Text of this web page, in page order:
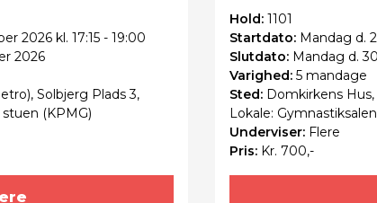
2026 kl. 17:15 - 19:00
2026
Solbjerg Plads 3,
(KPMG)
Hold: 1101
Startdato: Mandag d.
Slutdato: Mandag d.
Varighed: 5 mandage
Sted: Domkirkens
Lokale:
Underviser: Flere
Pris: Kr. 700,-